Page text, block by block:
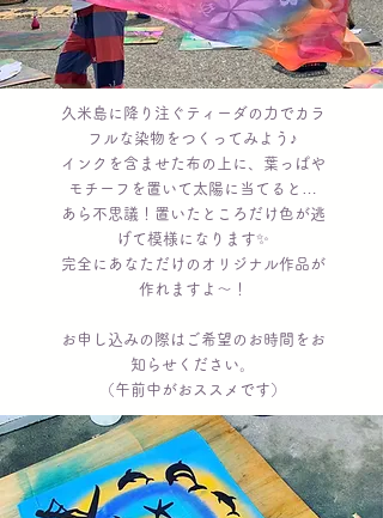
久米島に降り注ぐティーダの力でカラ
フルな染物をつくってみよう♪
インクを含ませた布の上に、葉っぱや
モチーフを置いて太陽に当てると…
あら不思議！置いたところだけ色が逃
げて模様になります✨
完全にあなただけのオリジナル作品が
作れますよ～！​
​お申し込みの際はご希望のお時間をお
知らせください。
（午前中がおススメです）